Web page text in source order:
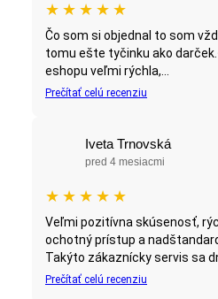
★ ★ ★ ★ ★
Čo som si objednal to som
tomu ešte tyčinku ako
eshopu veľmi rýchla,...
Prečítať celú recenziu
Iveta Trnovská
pred 4 mesiacmi
★ ★ ★ ★ ★
Veľmi pozitívna skúsenosť,
ochotný prístup a
Takýto zákaznícky servis sa
Prečítať celú recenziu